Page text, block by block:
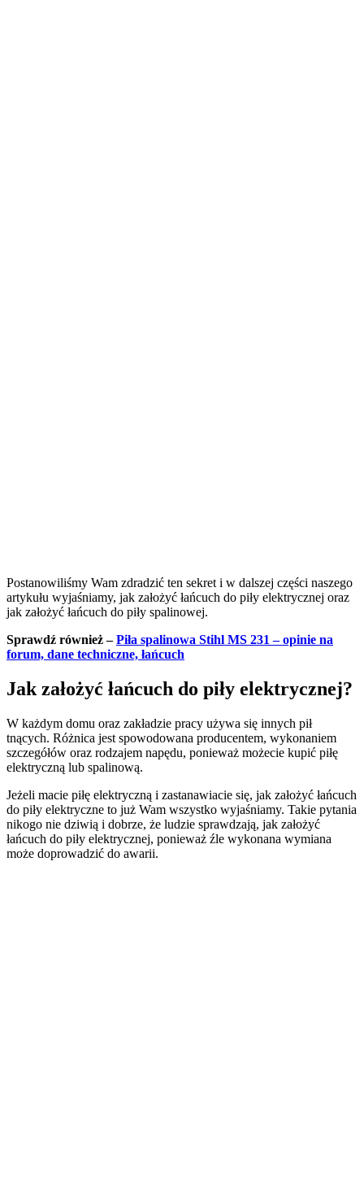
Postanowiliśmy Wam zdradzić ten sekret i w dalszej części naszego
artykułu wyjaśniamy, jak założyć łańcuch do piły elektrycznej oraz
jak założyć łańcuch do piły spalinowej.
Sprawdź również –Piła spalinowa Stihl MS 231 – opinie na
forum, dane techniczne, łańcuch
Jak założyć łańcuch do piły elektrycznej?
W każdym domu oraz zakładzie pracy używa się innych pił
tnących. Różnica jest spowodowana producentem, wykonaniem
szczegółów oraz rodzajem napędu, ponieważ możecie kupić piłę
elektryczną lub spalinową.
Jeżeli macie piłę elektryczną i zastanawiacie się, jak założyć łańcuch
do piły elektryczne to już Wam wszystko wyjaśniamy. Takie pytania
nikogo nie dziwią i dobrze, że ludzie sprawdzają, jak założyć
łańcuch do piły elektrycznej, ponieważ źle wykonana wymiana
może doprowadzić do awarii.